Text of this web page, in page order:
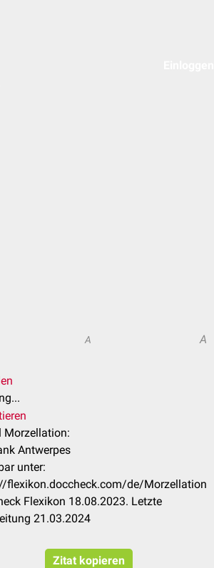
A A
Morzellation:
Antwerpes
unter:
flexikon.doccheck.com/de/Morzellation
Flexikon 18.08.2023. Letzte
21.03.2024
Zitat kopieren